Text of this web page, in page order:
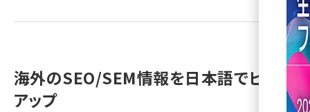
z世代 (1623)
海外のSEO/SEM情報を日本語でピック
アップ